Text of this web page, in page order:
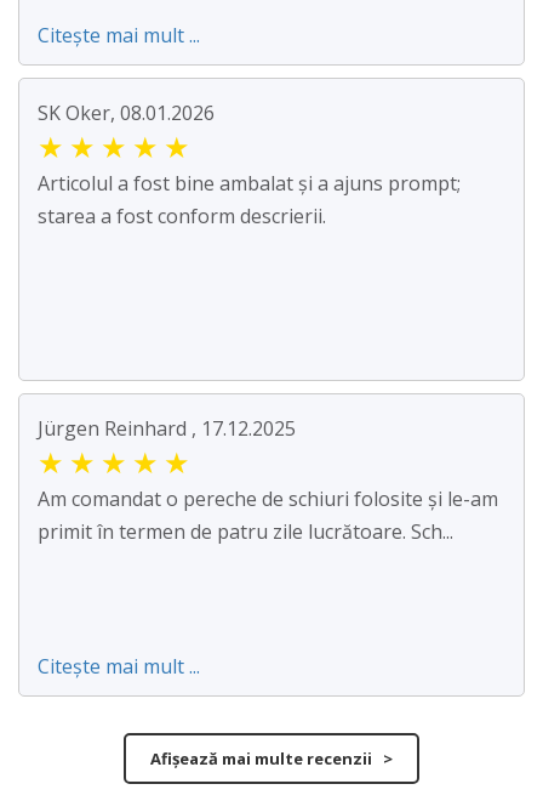
Citește mai mult ...
SK Oker, 08.01.2026
★ ★ ★ ★ ★
Articolul a fost bine ambalat și a ajuns prompt;
starea a fost conform descrierii.
Jürgen Reinhard , 17.12.2025
★ ★ ★ ★ ★
Am comandat o pereche de schiuri folosite și le-am
primit în termen de patru zile lucrătoare. Sch...
Citește mai mult ...
Afișează mai multe recenzii >